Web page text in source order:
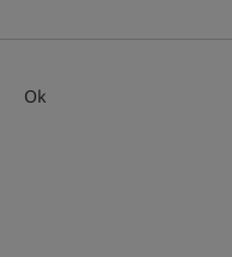
Ok